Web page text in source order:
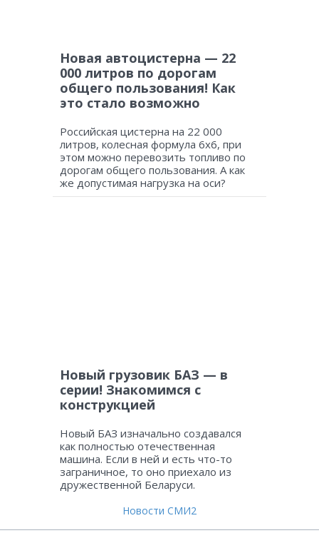
Новая автоцистерна — 22
000 литров по дорогам
общего пользования! Как
это стало возможно
Российская цистерна на 22 000
литров, колесная формула 6х6, при
этом можно перевозить топливо по
дорогам общего пользования. А как
же допустимая нагрузка на оси?
Новый грузовик БАЗ — в
серии! Знакомимся с
конструкцией
Новый БАЗ изначально создавался
как полностью отечественная
машина. Если в ней и есть что-то
заграничное, то оно приехало из
дружественной Беларуси.
Новости СМИ2